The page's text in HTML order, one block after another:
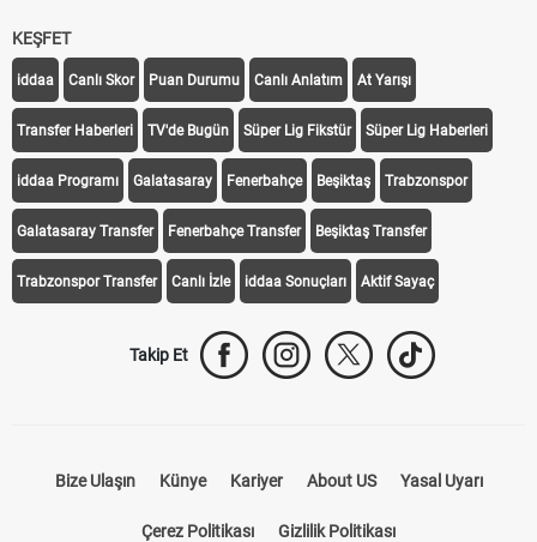
KEŞFET
iddaa Canlı Skor Puan Durumu Canlı Anlatım At Yarışı
Transfer Haberleri TV'de Bugün Süper Lig Fikstür Süper Lig Haberleri
iddaa Programı Galatasaray Fenerbahçe Beşiktaş Trabzonspor
Galatasaray Transfer Fenerbahçe Transfer Beşiktaş Transfer
Trabzonspor Transfer Canlı İzle iddaa Sonuçları Aktif Sayaç
Takip Et
Bize Ulaşın Künye Kariyer About US Yasal Uyarı
Çerez Politikası Gizlilik Politikası